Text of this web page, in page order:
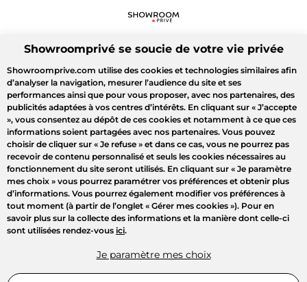
Showroomprivé se soucie de votre vie privée
Showroomprive.com utilise des cookies et technologies similaires afin
d’analyser la navigation, mesurer l’audience du site et ses
performances ainsi que pour vous proposer, avec nos partenaires, des
publicités adaptées à vos centres d’intérêts. En cliquant sur « J’accepte
», vous consentez au dépôt de ces cookies et notamment à ce que ces
informations soient partagées avec nos partenaires. Vous pouvez
choisir de cliquer sur « Je refuse » et dans ce cas, vous ne pourrez pas
recevoir de contenu personnalisé et seuls les cookies nécessaires au
fonctionnement du site seront utilisés. En cliquant sur « Je paramètre
mes choix » vous pourrez paramétrer vos préférences et obtenir plus
d’informations. Vous pourrez également modifier vos préférences à
tout moment (à partir de l’onglet « Gérer mes cookies »). Pour en
savoir plus sur la collecte des informations et la manière dont celle-ci
sont utilisées rendez-vous ici.
Je paramètre mes choix